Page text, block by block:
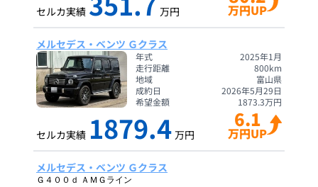
セルカ実績 万円 万円UP
メルセデス・ベンツ Ｇクラス
年式
2025年1月
走行距離
800km
地域
富山県
成約日
2026年5月29日
希望金額
1873.3万円
セルカ実績 1879.4 万円
6.1
万円UP
メルセデス・ベンツ Ｇクラス
Ｇ４００ｄ ＡＭＧライン